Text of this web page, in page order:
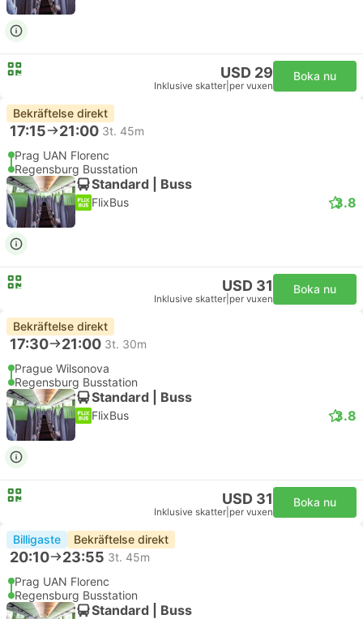
USD 29
Inklusive skatter per vuxen
Boka nu
Bekräftelse direkt
17:15 21:00 3t. 45m
Prag UAN Florenc
Regensburg Busstation
Standard | Buss
FlixBus 3.8
USD 31
Inklusive skatter per vuxen
Boka nu
Bekräftelse direkt
17:30 21:00 3t. 30m
Prague Wilsonova
Regensburg Busstation
Standard | Buss
FlixBus 3.8
USD 31
Inklusive skatter per vuxen
Boka nu
Billigaste Bekräftelse direkt
20:10 23:55 3t. 45m
Prag UAN Florenc
Regensburg Busstation
Standard | Buss